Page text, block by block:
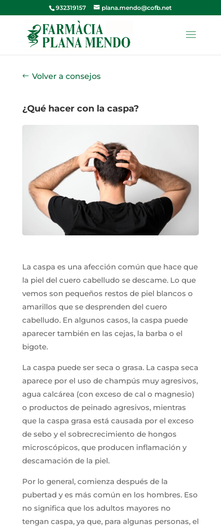
932319157 plana.mendo@cofb.net
Volver a consejos
¿Qué hacer con la caspa?
La caspa es una afección común que hace que
la piel del cuero cabelludo se descame. Lo que
vemos son pequeños restos de piel blancos o
amarillos que se desprenden del cuero
cabelludo. En algunos casos, la caspa puede
aparecer también en las cejas, la barba o el
bigote.
La caspa puede ser seca o grasa. La caspa seca
aparece por el uso de champús muy agresivos,
agua calcárea (con exceso de cal o magnesio)
o productos de peinado agresivos, mientras
que la caspa grasa está causada por el exceso
de sebo y el sobrecrecimiento de hongos
microscópicos, que producen inflamación y
descamación de la piel.
Por lo general, comienza después de la
pubertad y es más común en los hombres. Eso
no significa que los adultos mayores no
tengan caspa, ya que, para algunas personas, el